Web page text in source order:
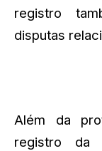
registro
disputas
Além da
registro da